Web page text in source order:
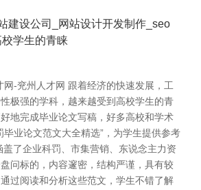
建设公司_网站设计开发制作_seo
学生的青睐
网-兖州人才网 跟着经济的快速发展，工
极强的学科，越来越受到高校学生的青
地完成毕业论文写稿，好多高校和学术
毕业论文范文大全精选”，为学生提供参考
了企业科罚、市集营销、东说念主力资
问标的，内容邃密，结构严谨，具有较
过阅读和分析这些范文，学生不错了解